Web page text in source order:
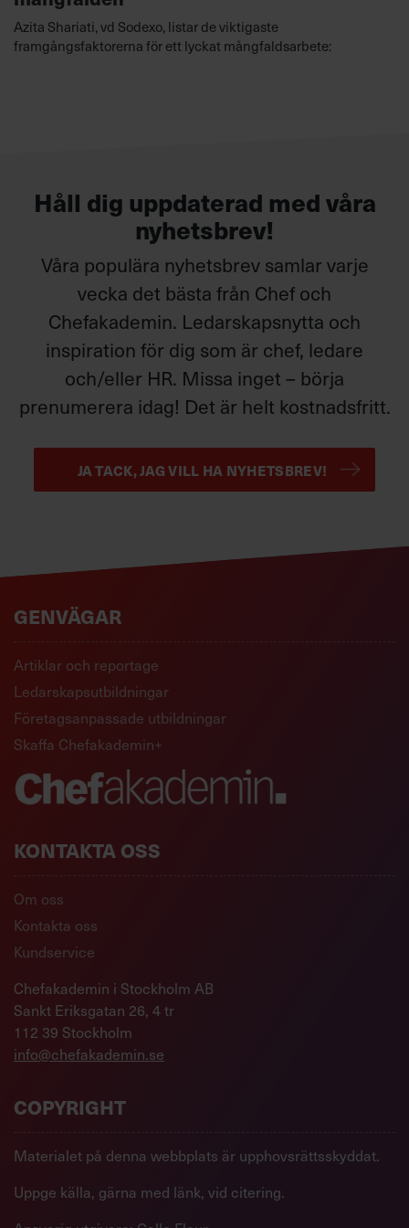
Azita Shariati, vd Sodexo, listar de viktigaste
framgångsfaktorerna för ett lyckat mångfaldsarbete:
Håll dig uppdaterad med våra
nyhetsbrev!
Våra populära nyhetsbrev samlar varje
vecka det bästa från Chef och
Chefakademin. Ledarskapsnytta och
inspiration för dig som är chef, ledare
och/eller HR. Missa inget – börja
prenumerera idag! Det är helt kostnadsfritt.
JA TACK, JAG VILL HA NYHETSBREV!
GENVÄGAR
Artiklar och reportage
Ledarskapsutbildningar
Företagsanpassade utbildningar
Skaffa Chefakademin+
KONTAKTA OSS
Om oss
Kontakta oss
Kundservice
Chefakademin i Stockholm AB
Sankt Eriksgatan 26, 4 tr
112 39 Stockholm
info@chefakademin.se
COPYRIGHT
Materialet på denna webbplats är upphovsrättsskyddat.
Uppge källa, gärna med länk, vid citering.